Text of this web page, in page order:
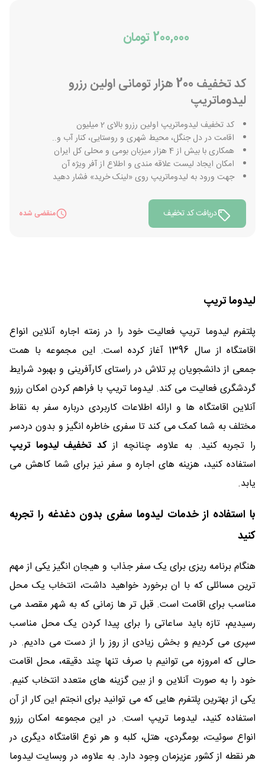
200,000 تومان
کد تخفیف 200 هزار تومانی اولین رزرو
لیدوماتریپ
کد تخفیف لیدوماتریپ اولین رزرو بالای 2 میلیون
اقامت در دل جنگل، محیط شهری و روستایی، کنار آب و..
همکاری با بیش از 4 هزار میزبان بومی و محلی کل ایران
امکان ایجاد لیست علاقه مندی و اطلاع از آفر ویژه آن
جهت ورود به لیدوماتریپ روی «لینک خرید» فشار دهید
دریافت کد تخفیف منقضی شده
لیدوما تریپ
پلتفرم لیدوما تریپ فعالیت خود را در زمته اجاره آنلاین انواع
اقامتگاه از سال 1396 آغاز کرده است. این مجموعه با همت
جمعی از دانشجویان پر تلاش در راستای کارآفرینی و بهبود شرایط
گردشگری فعالیت می کند. لیدوما تریپ با فراهم کردن امکان رزرو
آنلاین اقامتگاه ها و ارائه اطلاعات کاربردی درباره سفر به نقاط
مختلف به شما کمک می کند تا سفری خاطره انگیز و بدون دردسر
را تجربه کنید. به علاوه، چنانچه ازکد تخفیف لیدوما تریپ
استفاده کنید، هزینه های اجاره و سفر نیز برای شما کاهش می
یابد.
با استفاده از خدمات لیدوما سفری بدون دغدغه را تجربه
کنید
هنگام برنامه ریزی برای یک سفر جذاب و هیجان انگیز یکی از مهم
ترین مسائلی که با ان برخورد خواهید داشت، انتخاب یک محل
مناسب برای اقامت است. قبل تر ها زمانی که به شهر مقصد می
رسیدیم، تازه باید ساعاتی را برای پیدا کردن یک محل مناسب
سپری می کردیم و بخش زیادی از روز را از دست می دادیم. در
حالی که امروزه می توانیم با صرف تنها چند دقیقه، محل اقامت
خود را به صورت آنلاین و از بین گزینه های متعدد انتخاب کنیم.
یکی از بهترین پلتفرم هایی که می توانید برای انجتم این کار از آن
استفاده کنید، لیدوما تریپ است. در این مجموعه امکان رزرو
انواع سوئیت، بومگردی، هتل، کلبه و هر نوع اقامتگاه دیگری در
هر نقطه از کشور عزیزمان وجود دارد. به علاوه، در وبسایت لیدوما